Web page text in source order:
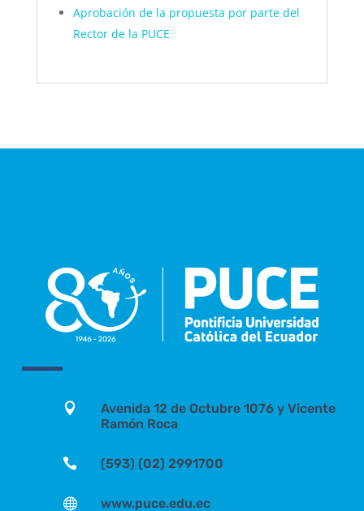
Aprobación de la propuesta por parte del
Rector de la PUCE

Avenida 12 de Octubre 1076 y Vicente
Ramón Roca
 (593) (02) 2991700
 www.puce.edu.ec